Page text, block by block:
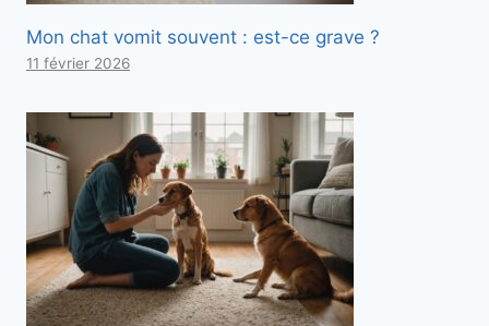
Mon chat vomit souvent : est-ce grave ?
11 février 2026